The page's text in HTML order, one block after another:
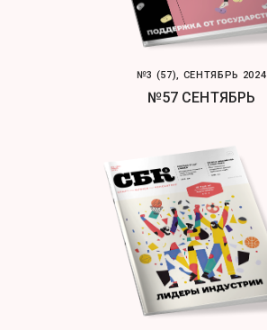
№3 (57), СЕНТЯБРЬ 2024
№57 СЕНТЯБРЬ